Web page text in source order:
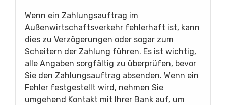
Wenn ein Zahlungsauftrag im
Außenwirtschaftsverkehr fehlerhaft ist, kann
dies zu Verzögerungen oder sogar zum
Scheitern der Zahlung führen. Es ist wichtig,
alle Angaben sorgfältig zu überprüfen, bevor
Sie den Zahlungsauftrag absenden. Wenn ein
Fehler festgestellt wird, nehmen Sie
umgehend Kontakt mit Ihrer Bank auf, um